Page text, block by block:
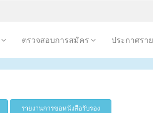
ตรวจสอบการสมัคร ประกาศรา
รายงานการขอหนังสือรับรอง